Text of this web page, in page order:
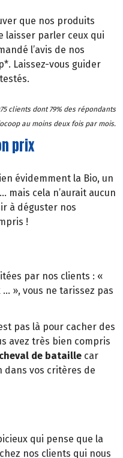
que nos produits
laisser parler ceux qui
l’avis de nos
Laissez-vous guider
clients dont 79% des répondants
au moins deux fois par mois.
prix
évidemment la Bio, un
mais cela n’aurait aucun
à déguster nos
!
par nos clients : «
», vous ne tarissez pas
pas là pour cacher des
avez très bien compris
de bataille car
dans vos critères de
qui pense que la
nos clients qui nous